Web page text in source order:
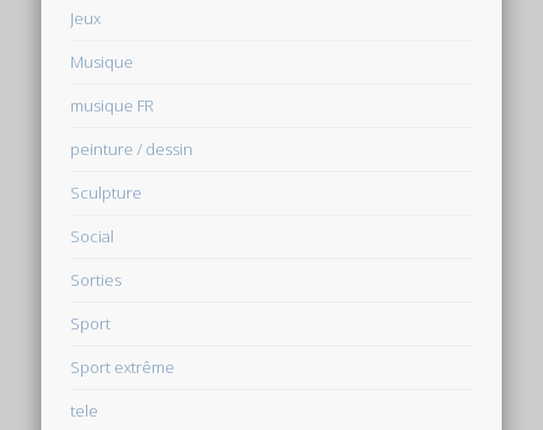
Jeux
Musique
musique FR
peinture / dessin
Sculpture
Social
Sorties
Sport
Sport extrême
tele